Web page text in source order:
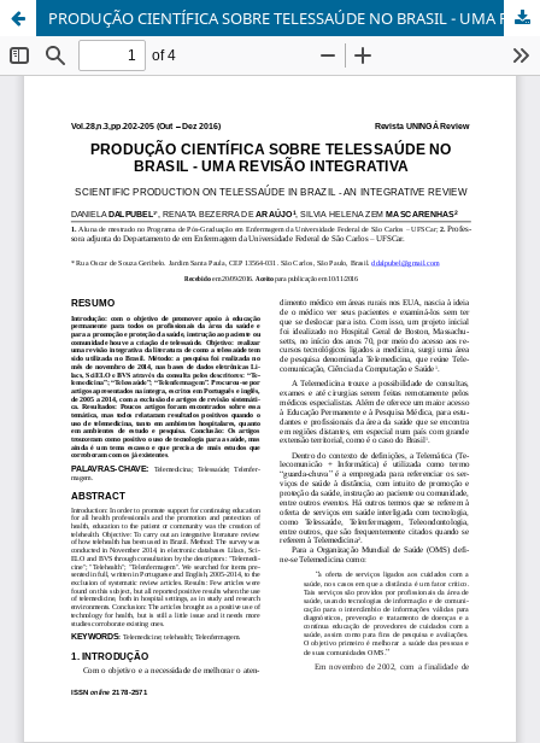
PRODUÇÃO CIENTÍFICA SOBRE TELESSAÚDE NO BRASIL - UMA REVISÃO INTEGRATIVA